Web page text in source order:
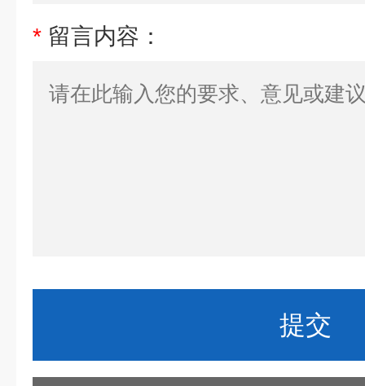
* 留言内容：